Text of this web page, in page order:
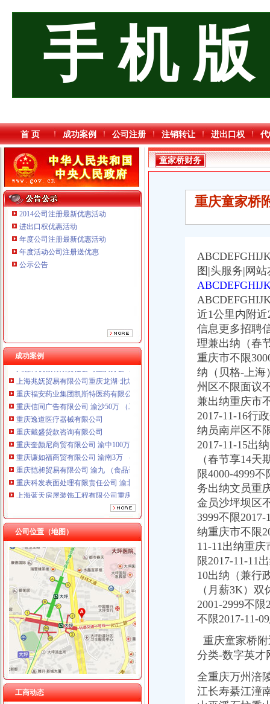
手 机 版
首 页 成功案例 公司注册 注销转让 进出口权
2014公司注册最新优惠活动
进出口权优惠活动
年度公司注册最新优惠活动
年度活动公司注册送优惠
公示公告
成功案例
重庆信同广告有限公司 渝沙50万 （工商注册）
重庆逸道医疗器械有限公司
重庆科发表面处理有限责任公司 渝北800万 （进出口权）
上海蓝天房屋装饰工程有限公司重庆分公司 渝北 （工商注册）
川思博机械有限责任公司重庆分公司 渝江 （工商注册）
上海兆妩贸易有限公司重庆龙湖·北城天街分公司 （工商注册）
重庆福安药业集团凯斯特医药有限公司 渝新100万 （进出口权）
重庆信同广告有限公司 渝沙50万 （工商注册）
重庆逸道医疗器械有限公司
重庆戴盛贷款咨询有限公司
重庆奎颜尼商贸有限公司 渝中100万 （工商注册）
重庆谦如福商贸有限公司 渝南3万 （公司转让）
重庆恺昶贸易有限公司 渝九 （食品许可证）
重庆科发表面处理有限责任公司 渝北800万 （进出口权）
上海蓝天房屋装饰工程有限公司重庆分公司 渝北 （工商注册）
川思博机械有限责任公司重庆分公司 渝江 （工商注册）
上海兆妩贸易有限公司重庆龙湖·北城天街分公司 （工商注册）
重庆福安药业集团凯斯特医药有限公司 渝新100万 （进出口权）
公司位置（地图）
工商动态
童家桥财务公司
【2017年江北区永研食品经营部新招聘信息_电话_地址】-赶集网
重庆燃气上市后现营收利润双降旗下配气站超租期7年惹官司_东方
的主贴_用户中心_新浪股吧_财经_新浪网
民生,民生|重庆在线
周克华系列劫案共抢现金55.5万主要花在家庭上-中新网
重庆永辉超市有限公司沙坪坝区童家桥分公司_【信用信息_诉讼信息_
【重庆沙坪坝童家桥财务/审计/税务招聘网|2018年重庆沙坪坝童家桥财
中国邮政储蓄银行股份有限公司重庆沙坪坝区童家桥支行_【电话地址_
童家桥财务
公司
重庆童家桥
图|头服务|网
近1公里内附
信息更多招聘
理兼出纳（春
重庆市不限
纳（贝格-上海
州区不限面议
兼出纳重庆市
2017-11-16行
纳员南岸区不
2017-11-15出
（春节享14天
限4000-4999
务出纳文员重
金员沙坪坝区
3999不限
纳重庆市不限
11-11出纳重庆
限2017-11-11
10出纳（兼行
（月薪3K）
2001-2999不
不限2017-11-
重庆童家桥
分类-数字英才
全重庆万州涪
江长寿綦江潼